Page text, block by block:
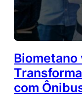
Biometano
com